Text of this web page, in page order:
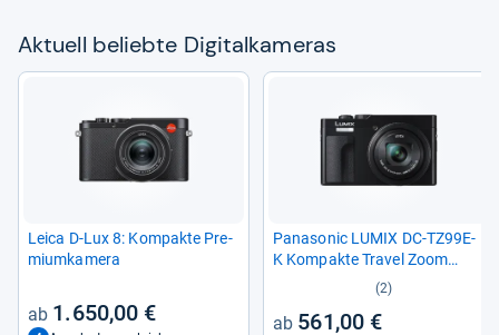
Aktu­ell beliebte Digi­tal­ka­me­ras
Leica D-​Lux 8: Kom­pakte Pre­
mi­um­ka­mera
1.650,00 €
Pana­so­nic LUMIX DC-​TZ99E-​
K Kom­pakte Tra­vel Zoom
(2)
561,00 €